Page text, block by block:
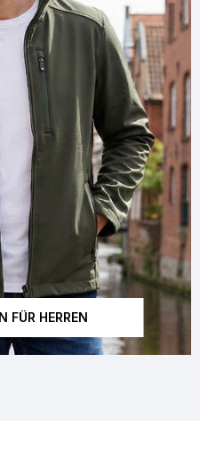
FÜR HERREN